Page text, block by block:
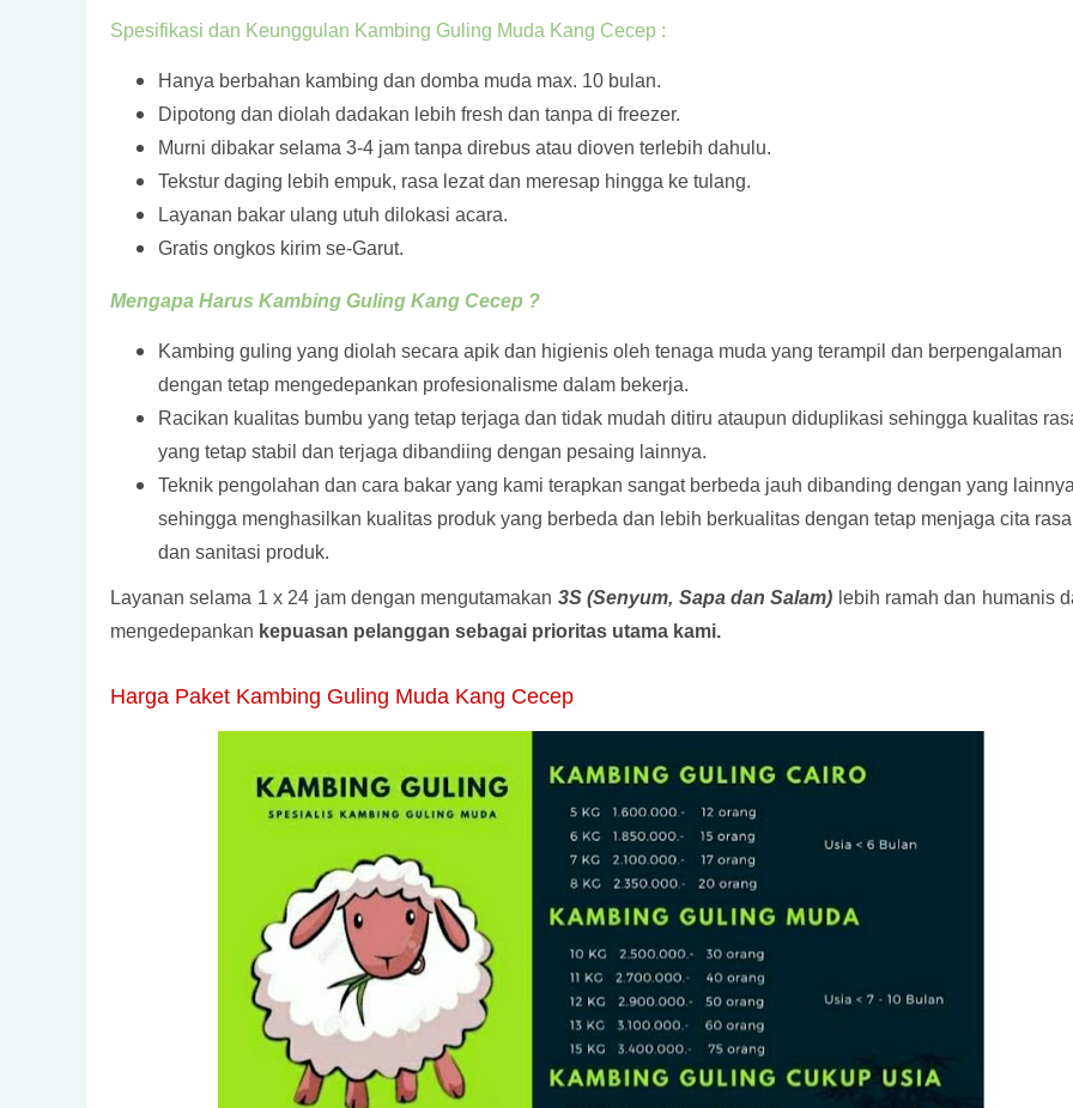
Spesifikasi dan Keunggulan Kambing Guling Muda Kang Cecep :
Hanya berbahan kambing dan domba muda max. 10 bulan.
Dipotong dan diolah dadakan lebih fresh dan tanpa di freezer.
Murni dibakar selama 3-4 jam tanpa direbus atau dioven terlebih dahulu.
Tekstur daging lebih empuk, rasa lezat dan meresap hingga ke tulang.
Layanan bakar ulang utuh dilokasi acara.
Gratis ongkos kirim se-Garut.
Mengapa Harus Kambing Guling Kang Cecep ?
Kambing guling yang diolah secara apik dan higienis oleh tenaga muda yang terampil dan berpengalaman
dengan tetap mengedepankan profesionalisme dalam bekerja.
Racikan kualitas bumbu yang tetap terjaga dan tidak mudah ditiru ataupun diduplikasi sehingga kualitas
yang tetap stabil dan terjaga dibandiing dengan pesaing lainnya.
Teknik pengolahan dan cara bakar yang kami terapkan sangat berbeda jauh dibanding dengan yang lainnya
sehingga menghasilkan kualitas produk yang berbeda dan lebih berkualitas dengan tetap menjaga cita rasa
dan sanitasi produk.
Layanan selama 1 x 24 jam dengan mengutamakan 3S (Senyum, Sapa dan Salam) lebih ramah dan humanis
mengedepankan kepuasan pelanggan sebagai prioritas utama kami.
Harga Paket Kambing Guling Muda Kang Cecep